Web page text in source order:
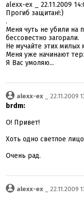
alexx-ex _ 22.11.2009
Прогиб защитан!:)
.
Меня чуть не убили на
бессовестно загорали.
Не мучайте этих милых
Меня уже начинают
Я Вас умоляю...
alexx-ex _ 22.11.2009
brdm:
О! Привет!
Хоть одно светлое
Очень рад.
alexx-ex _ 22.11.2009